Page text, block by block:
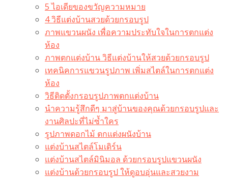
5 ไอเดียของขวัญความหมาย
4 วิธีแต่งบ้านสวยด้วยกรอบรูป
ภาพแขวนผนัง เพื่อความประทับใจในการตกแต่ง
ห้อง
ภาพตกแต่งบ้าน วิธีแต่งบ้านให้สวยด้วยกรอบรูป
เทคนิคการแขวนรูปภาพ เพิ่มสไตล์ในการตกแต่ง
ห้อง
วิธีติดตั้งกรอบรูปภาพตกแต่งบ้าน
นำความรู้สึกดีๆ มาสู่บ้านของคุณด้วยกรอบรูปและ
งานศิลปะที่ไม่ซ้ำใคร
รูปภาพดอกไม้ ตกแต่งผนังบ้าน
แต่งบ้านสไตล์โมเดิร์น
แต่งบ้านสไตล์มินิมอล ด้วยกรอบรูปแขวนผนัง
แต่งบ้านด้วยกรอบรูป ให้ดูอบอุ่นและสวยงาม